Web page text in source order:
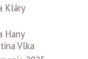
Kláry
Hany
Vlka